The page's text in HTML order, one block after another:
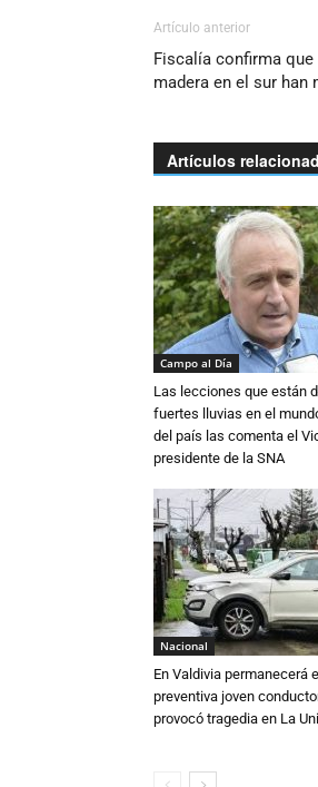
Artículo anterior
Fiscalía confirma
madera en el sur han
Artículos
Campo al Día
Las lecciones que están
fuertes lluvias en el
del país las comenta el
presidente de la SNA
Nacional
En Valdivia permanecerá
preventiva joven
provocó tragedia en La